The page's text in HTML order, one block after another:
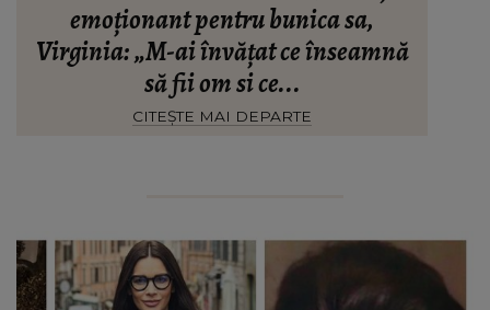
emoționant pentru bunica sa,
Virginia: „M-ai învățat ce înseamnă
să fii om si ce...
CITEȘTE MAI DEPARTE